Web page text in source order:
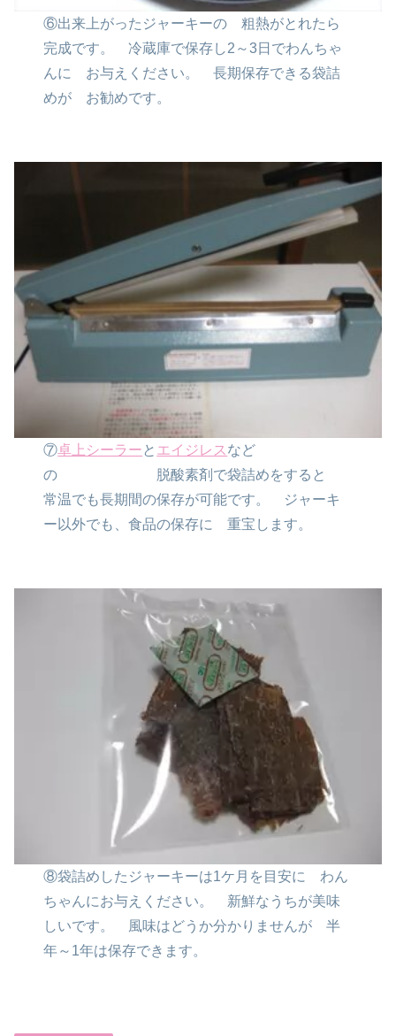
⑥出来上がったジャーキーの 粗熱がとれたら
完成です。
冷蔵庫で保存し2～3日でわんちゃ
んに お与えください。
長期保存できる袋詰
めが お勧めです。
⑦卓上シーラー と エイジレス など
の
脱酸素剤で袋詰めをすると
常温でも長期間の保存が可能です。
ジャーキ
ー以外でも、食品の保存に
重宝します。
⑧袋詰めしたジャーキーは1ケ月を目安に
わん
ちゃんにお与えください。
新鮮なうちが美味
しいです。
風味はどうか分かりませんが 半
年～1年は保存できます。